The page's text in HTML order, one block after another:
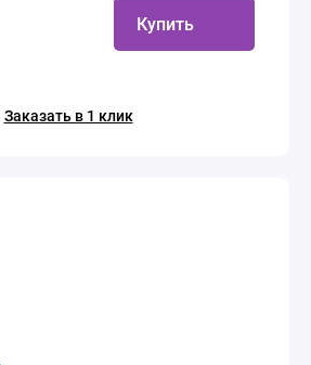
Купить
Заказать в 1 клик